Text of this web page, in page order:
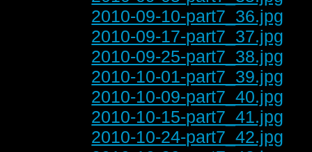
2010-09-10-part7_36.jpg
2010-09-17-part7_37.jpg
2010-09-25-part7_38.jpg
2010-10-01-part7_39.jpg
2010-10-09-part7_40.jpg
2010-10-15-part7_41.jpg
2010-10-24-part7_42.jpg